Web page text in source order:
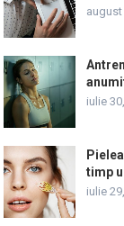
august
iulie
timp
iulie